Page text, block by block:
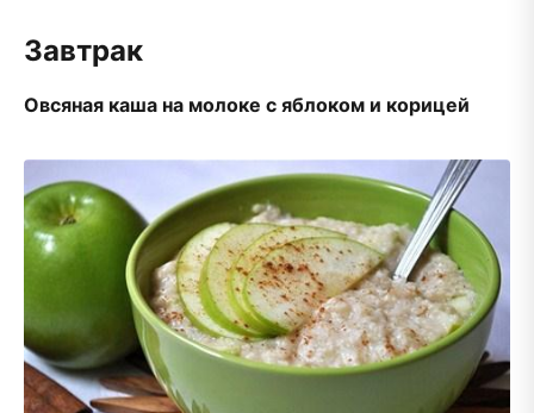
Завтрак
Овсяная каша на молоке с яблоком и корицей